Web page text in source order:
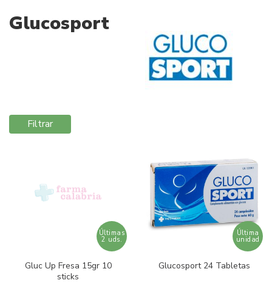
Glucosport
Filtrar
Últimas
2 uds.
Gluc Up Fresa 15gr 10
sticks
Última
unidad
Glucosport 24 Tabletas